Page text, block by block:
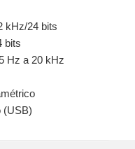
kHz/24 bits
bits
Hz a 20 kHz
(USB)